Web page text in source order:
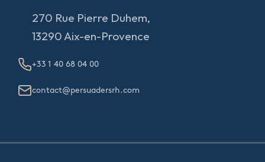
270 Rue Pierre Duhem,
13290 Aix-en-Provence
+33 1 40 68 04 00
contact@persuadersrh.com